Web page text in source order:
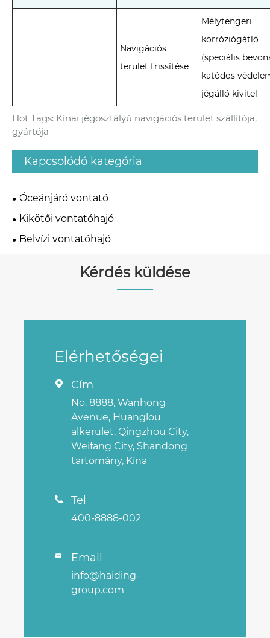
Navigációs
terület frissítése
Mélytengeri
korróziógátló
(speciális
katódos
jégálló kivitel
Hot Tags: Kínai jégosztályú navigációs terület szállítója,
gyártója
Kapcsolódó kategória
Óceánjáró vontató
Kikötői vontatóhajó
Belvízi vontatóhajó
Kérdés küldése
Elérhetőségei
 Cím
No. 8888, Wanhong
Avenue, Huanglou
alkerület, Qingzhou City,
Weifang City, Shandong
tartomány, Kína
 Tel
400-8888-002
 Email
info@haiding-
group.com